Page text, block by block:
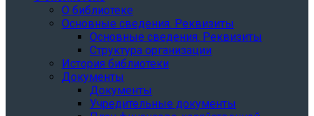
О библиотеке
Основные сведения. Реквизиты
Основные сведения. Реквизиты
Структура организации
История библиотеки
Документы
Документы
Учредительные документы